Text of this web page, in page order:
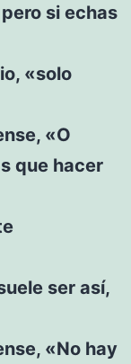
si echas
«solo
«O
que hacer
ser así,
«No hay